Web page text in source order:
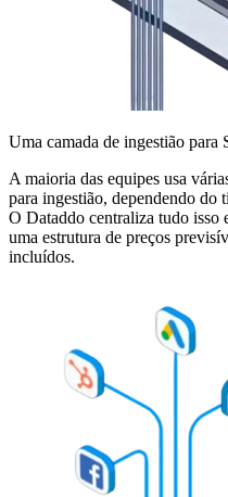
Uma camada de ingestião para
A maioria das equipes usa
para ingestião, dependendo do
O Dataddo centraliza tudo isso
uma estrutura de preços
incluídos.